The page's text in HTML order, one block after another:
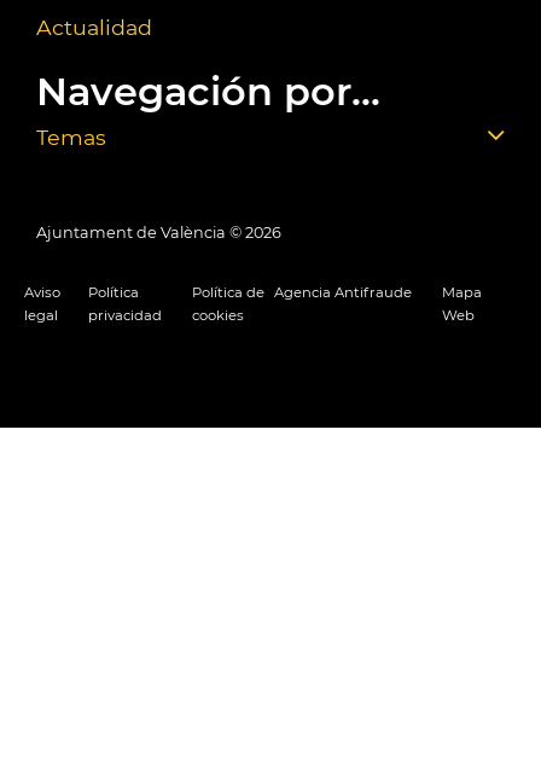
Actualidad
Navegación por...
Temas
Ajuntament de València © 2026
Aviso
legal
Política
privacidad
Política de
cookies
Agencia Antifraude
Mapa
Web